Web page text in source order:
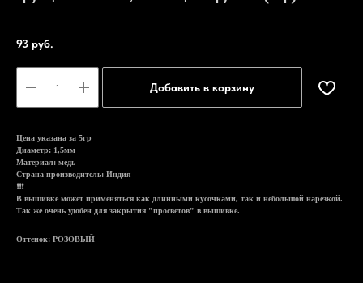
93 руб.
Добавить в корзину
Цена указана за 5гр
Диаметр: 1,5мм
Материал: медь
Страна производитель: Индия
❗❗❗
В вышивке может применяться как длинными кусочками, так и небольшой нарезкой.
Так же очень удобен для закрытия "просветов" в вышивке.
Оттенок: РОЗОВЫЙ